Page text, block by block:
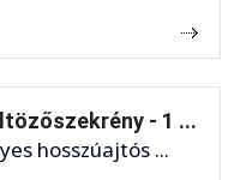
- 1 ...
hosszúajtós ...